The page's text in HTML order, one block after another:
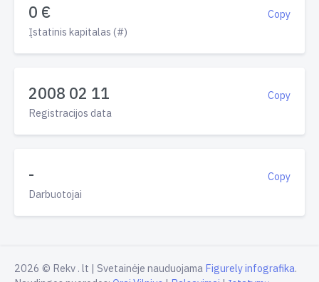
Copy
0 €
Įstatinis kapitalas (#)
Copy
2008 02 11
Registracijos data
Copy
-
Darbuotojai
2026 © Rekv . lt | Svetainėje nauduojama Figurely infografika.